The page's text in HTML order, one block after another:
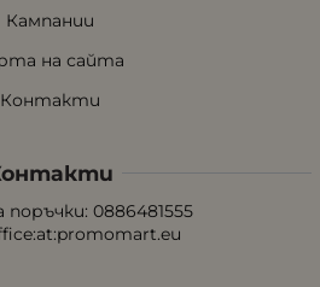
Кампании
на сайта
Контакти
поръчки: 0886481555